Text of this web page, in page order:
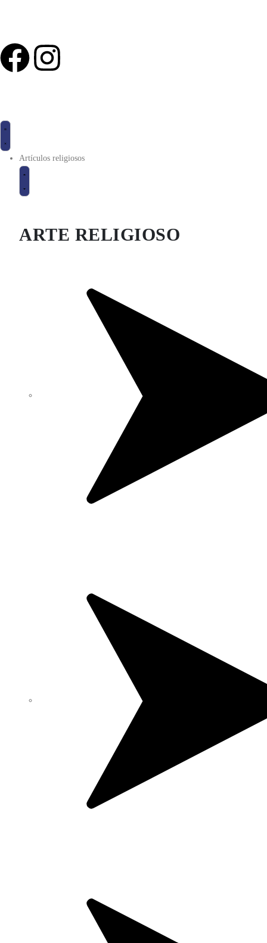
Artículos religiosos
ARTE RELIGIOSO